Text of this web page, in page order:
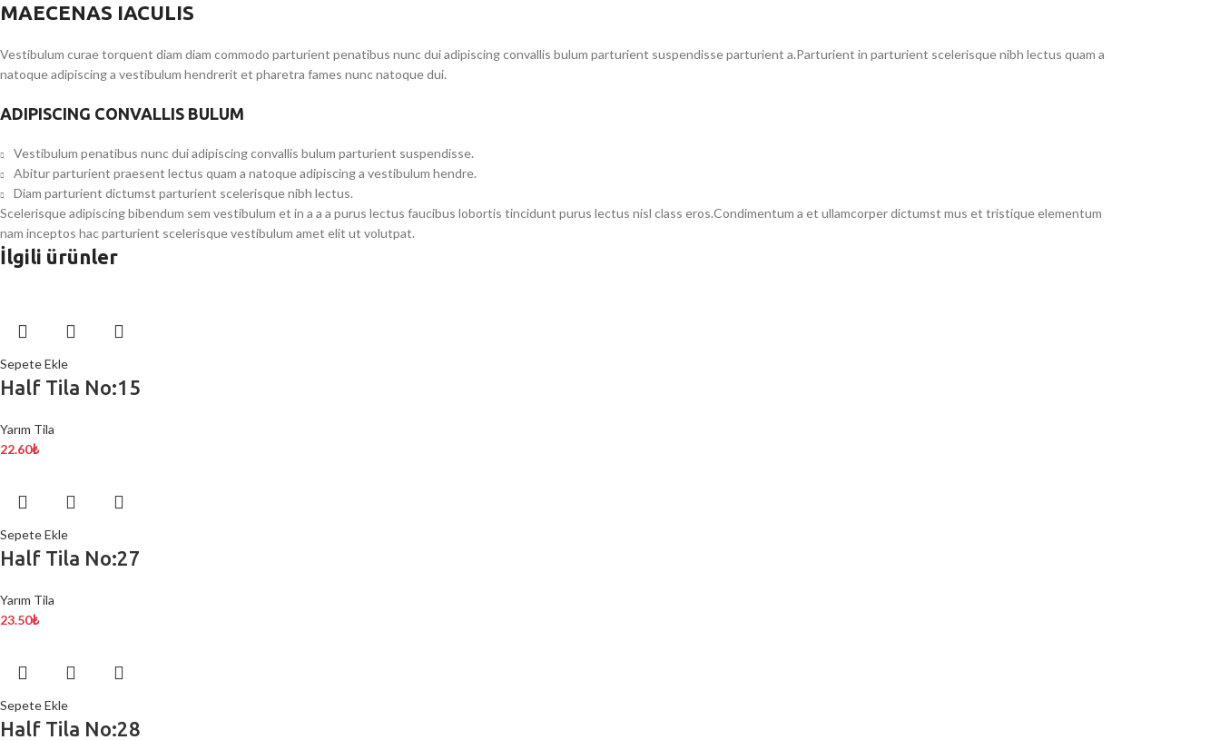
MAECENAS IACULIS
Vestibulum curae torquent diam diam commodo parturient penatibus nunc dui adipiscing convallis bulum parturient suspendisse parturient a.Parturient in parturient scelerisque nibh lectus quam a
natoque adipiscing a vestibulum hendrerit et pharetra fames nunc natoque dui.
ADIPISCING CONVALLIS BULUM
Vestibulum penatibus nunc dui adipiscing convallis bulum parturient suspendisse.
Abitur parturient praesent lectus quam a natoque adipiscing a vestibulum hendre.
Diam parturient dictumst parturient scelerisque nibh lectus.
Scelerisque adipiscing bibendum sem vestibulum et in a a a purus lectus faucibus lobortis tincidunt purus lectus nisl class eros.Condimentum a et ullamcorper dictumst mus et tristique elementum
nam inceptos hac parturient scelerisque vestibulum amet elit ut volutpat.
İlgili ürünler
Sepete Ekle
Half Tila No:15
Yarım Tila
22.60₺
Sepete Ekle
Half Tila No:27
Yarım Tila
23.50₺
Sepete Ekle
Half Tila No:28